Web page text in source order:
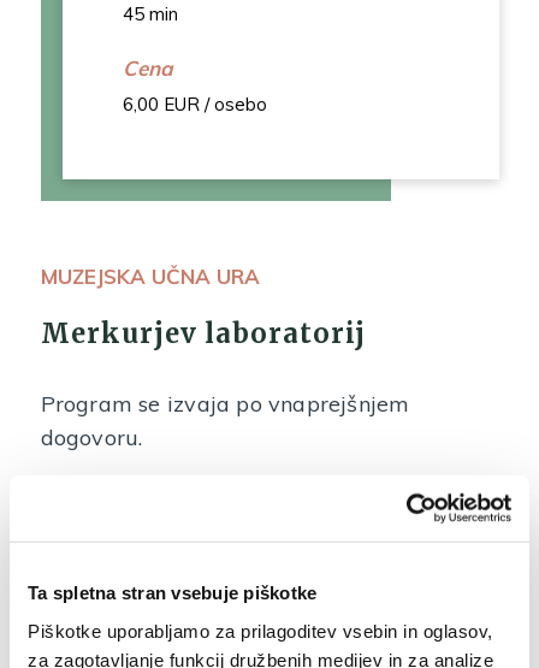
Ta spletna stran vsebuje piškotke
Piškotke uporabljamo za prilagoditev vsebin in oglasov,
za zagotavljanje funkcij družbenih medijev in za analize
45 min
Cena
6,00 EUR / osebo
MUZEJSKA UČNA URA
Merkurjev laboratorij
Program se izvaja po vnaprejšnjem
dogovoru.
dediščina, muzeji, spoznavanje okolja,
srebro, ekologija, UNESCO